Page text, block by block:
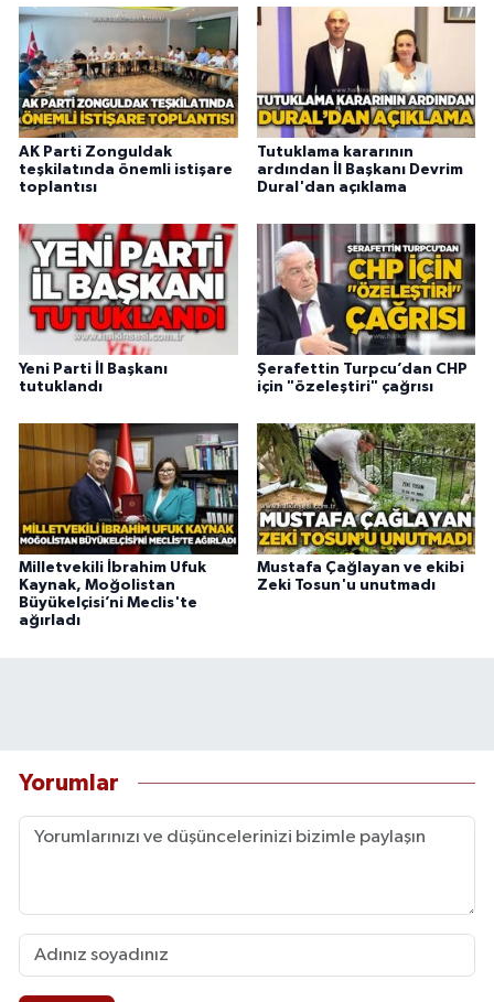
AK Parti Zonguldak
teşkilatında önemli istişare
toplantısı
Tutuklama kararının
ardından İl Başkanı Devrim
Dural'dan açıklama
Yeni Parti İl Başkanı
tutuklandı
Şerafettin Turpcu’dan CHP
için "özeleştiri" çağrısı
Milletvekili İbrahim Ufuk
Kaynak, Moğolistan
Büyükelçisi’ni Meclis'te
ağırladı
Mustafa Çağlayan ve ekibi
Zeki Tosun'u unutmadı
Yorumlar